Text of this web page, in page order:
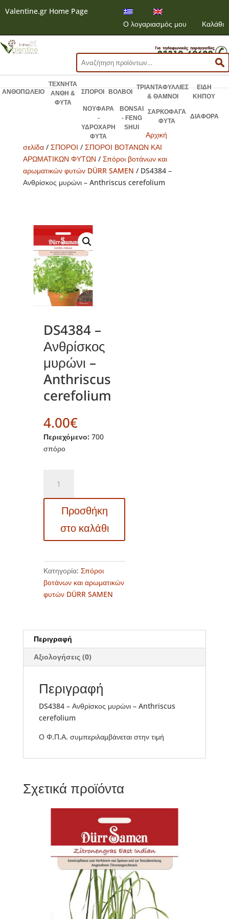
Valentine.gr Home Page
Ο λογαριασμός μου
Καλάθι
Αναζήτηση
για:
ΑΝΘΟΠΩΛΕΙΟ
ΤΕΧΝΗΤΑ
ΑΝΘΗ &
ΦΥΤΑ
ΣΠΟΡΟΙ ΒΟΛΒΟΙ
ΤΡΙΑΝΤΑΦΥΛΛΙΕΣ
& ΘΑΜΝΟΙ
ΕΙΔΗ
ΚΗΠΟΥ
ΝΟΥΦΑΡΑ
-
ΥΔΡΟΧΑΡΗ
ΦΥΤΑ
BONSAI
- FENG
SHUI
ΣΑΡΚΟΦΑΓΑ
ΦΥΤΑ
ΔΙΑΦΟΡΑ
Αρχική
σελίδα/ ΣΠΟΡΟΙ / ΣΠΟΡΟΙ ΒΟΤΑΝΩΝ ΚΑΙ
ΑΡΩΜΑΤΙΚΩΝ ΦΥΤΩΝ / Σπόροι βοτάνων και
αρωματικών φυτών DÜRR SAMEN / DS4384 –
Ανθρίσκος μυρώνι – Anthriscus cerefolium
DS4384 –
Ανθρίσκος
μυρώνι –
Anthriscus
cerefolium
4.00€
Περιεχόμενο: 700
σπόρο
Ανθρίσκος
μυρώνι
Anthriscus
Προσθήκη
στο καλάθι
Κατηγορία: Σπόροι
βοτάνων και αρωματικών
φυτών DÜRR SAMEN
Περιγραφή
Αξιολογήσεις (0)
Περιγραφή
DS4384 – Ανθρίσκος μυρώνι – Anthriscus
cerefolium
Ο Φ.Π.Α. συμπεριλαμβάνεται στην τιμή
Σχετικά προϊόντα